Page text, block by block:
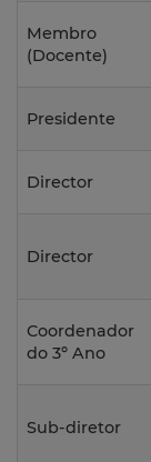
Membro
(Docente)
Presidente
Director
Director
Coordenador
do 3º Ano
Sub-diretor